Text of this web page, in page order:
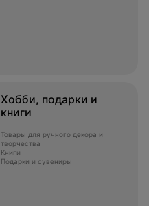
Хобби, подарки и
книги
Товары для ручного декора и
творчества
Книги
Подарки и сувениры